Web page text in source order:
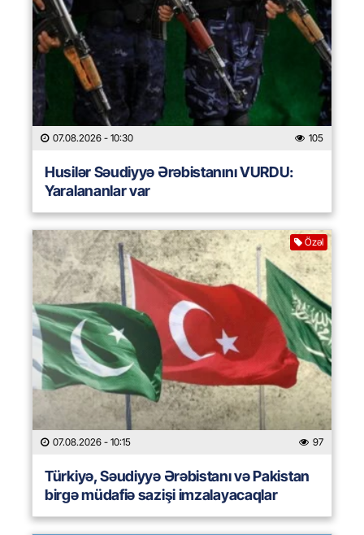
07.08.2026 - 10:30 105
Husilər Səudiyyə Ərəbistanını VURDU:
Yaralananlar var
Özəl
07.08.2026 - 10:15 97
Türkiyə, Səudiyyə Ərəbistanı və Pakistan
birgə müdafiə sazişi imzalayacaqlar